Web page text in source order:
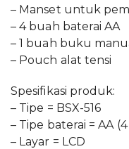
– Manset untuk
– 4 buah baterai AA
– 1 buah buku
– Pouch alat tensi
Spesifikasi produk:
– Tipe = BSX-516
– Tipe baterai = AA
– Layar = LCD